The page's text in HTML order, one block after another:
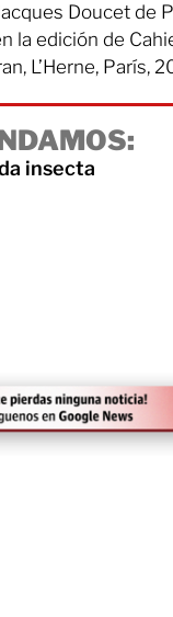
Doucet de
la edición de
L’Herne, París,
insecta